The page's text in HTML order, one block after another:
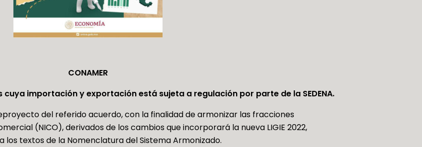
CONAMER
importación y exportación está sujeta a regulación por parte de la SEDENA.
del referido acuerdo, con la finalidad de armonizar las fracciones
(NICO), derivados de los cambios que incorporará la nueva LIGIE 2022,
los textos de la Nomenclatura del Sistema Armonizado.